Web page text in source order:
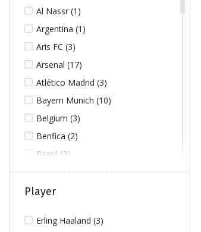
Al Nassr (1)
Argentina (1)
Aris FC (3)
Arsenal (17)
Atlético Madrid (3)
Bayern Munich (10)
Belgium (3)
Benfica (2)
Brasil (3)
Chelsea F.C. (15)
Colombia (1)
Erling Haaland (3)
Player
Erling Haaland (3)